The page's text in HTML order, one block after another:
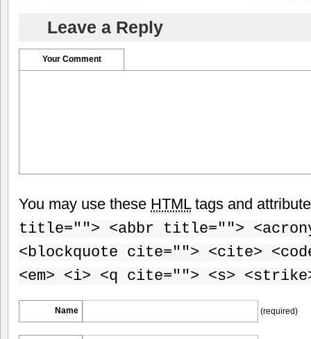
Leave a Reply
Your Comment
You may use these HTMLtags and
title=""> <abbr title="">
<blockquote cite=""> <cite>
<em> <i> <q cite=""> <s>
Name (required)